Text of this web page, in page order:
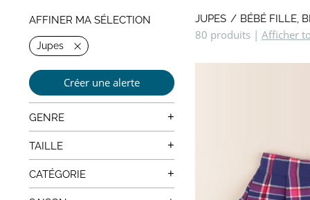
AFFINER MA SÉLECTION
Jupes
Créer une alerte
GENRE +
Mixte
TAILLE +
0 mois
1 mois
CATÉGORIE +
JUPES BÉBÉ FILLE,
80 produits | Afficher